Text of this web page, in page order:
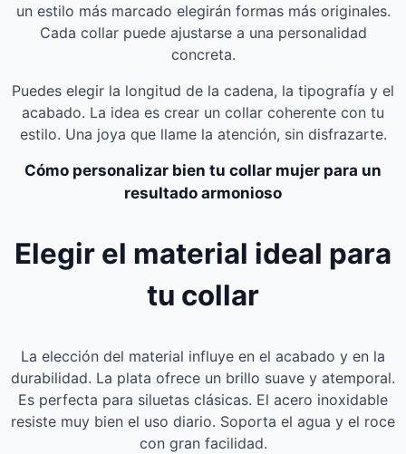
un estilo más marcado elegirán formas más originales.
Cada collar puede ajustarse a una personalidad
concreta.
Puedes elegir la longitud de la cadena, la tipografía y el
acabado. La idea es crear un collar coherente con tu
estilo. Una joya que llame la atención, sin disfrazarte.
Cómo personalizar bien tu collar mujer para un
resultado armonioso
Elegir el material ideal para
tu collar
La elección del material influye en el acabado y en la
durabilidad. La plata ofrece un brillo suave y atemporal.
Es perfecta para siluetas clásicas. El acero inoxidable
resiste muy bien el uso diario. Soporta el agua y el roce
con gran facilidad.